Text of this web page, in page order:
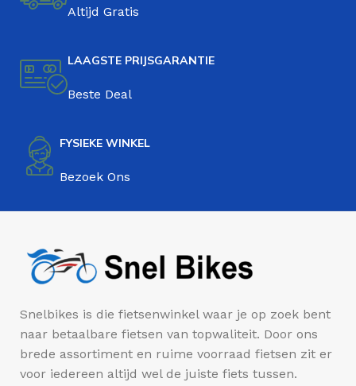
Altijd Gratis
LAAGSTE PRIJSGARANTIE
Beste Deal
FYSIEKE WINKEL
Bezoek Ons
Snelbikes is die fietsenwinkel waar je op zoek bent
naar betaalbare fietsen van topwaliteit. Door ons
brede assortiment en ruime voorraad fietsen zit er
voor iedereen altijd wel de juiste fiets tussen.